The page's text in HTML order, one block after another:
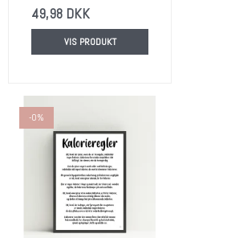
49,98 DKK
VIS PRODUKT
-0%